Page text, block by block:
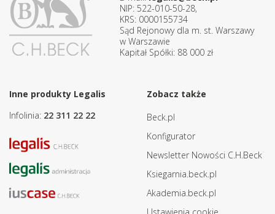
NIP: 522-010-50-28,
KRS: 0000155734
Sąd Rejonowy dla m. st. Warszawy
w Warszawie
Kapitał Spółki: 88 000 zł
Inne produkty Legalis
Infolinia: 22 311 22 22
Zobacz także
Beck.pl
Konfigurator
Newsletter Nowości C.H.Beck
Ksiegarnia.beck.pl
Akademia.beck.pl